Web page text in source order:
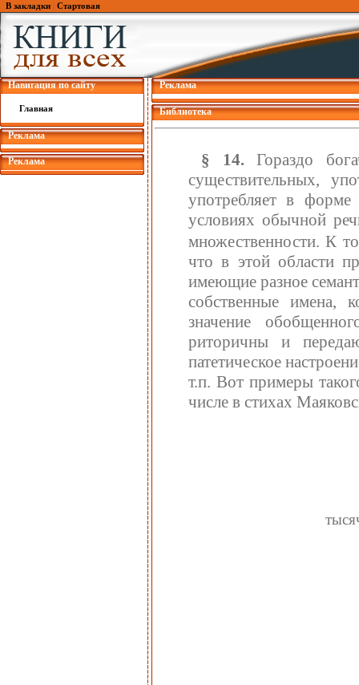
В закладки Стартовая
Навигация по сайту
Главная
Реклама
Реклама
Реклама
Библиотека
§ 14.Гораздо
существительных,
употребляет в форме
условиях обычной
множественности. К
что в этой области
имеющие разное
собственные имена,
значение
риторичны и
патетическое
т.п. Вот примеры
числе в стихах